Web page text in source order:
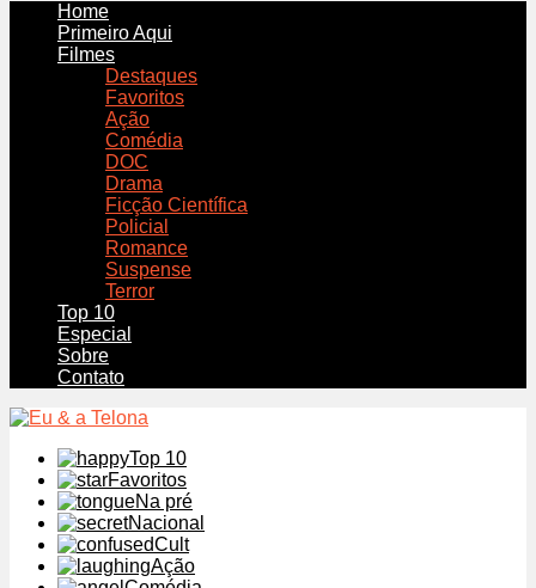
Home
Primeiro Aqui
Filmes
Destaques
Favoritos
Ação
Comédia
DOC
Drama
Ficção Científica
Policial
Romance
Suspense
Terror
Top 10
Especial
Sobre
Contato
Top 10
Favoritos
Na pré
Nacional
Cult
Ação